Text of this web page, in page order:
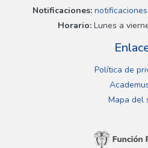
Notificaciones:
Horario:Lunes a
Política de
Mapa del